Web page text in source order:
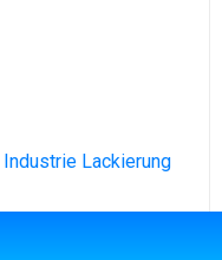
Industrie Lackierung